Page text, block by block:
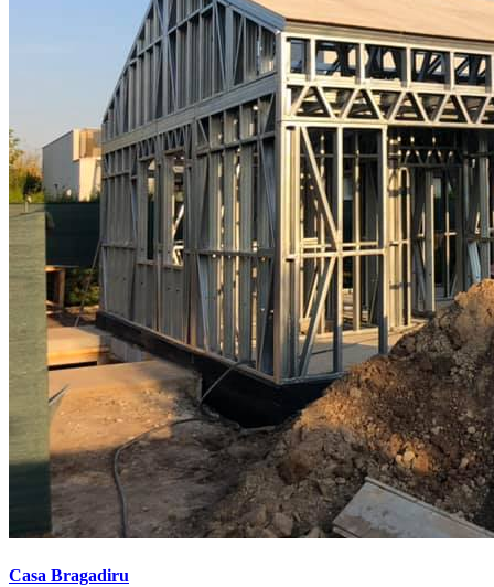
Casa Bragadiru